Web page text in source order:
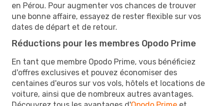
en Pérou. Pour augmenter vos chances de trouver
une bonne affaire, essayez de rester flexible sur vos
dates de départ et de retour.
Réductions pour les membres Opodo Prime
En tant que membre Opodo Prime, vous bénéficiez
d'offres exclusives et pouvez économiser des
centaines d'euros sur vos vols, hôtels et locations de
voiture, ainsi que de nombreux autres avantages.